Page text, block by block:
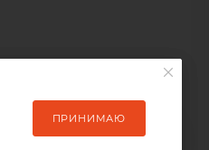
ПРИНИМАЮ
ПРИНИМАЮ